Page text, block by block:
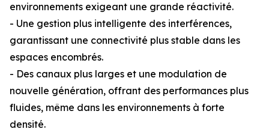
environnements exigeant une grande réactivité.
- Une gestion plus intelligente des interférences,
garantissant une connectivité plus stable dans les
espaces encombrés.
- Des canaux plus larges et une modulation de
nouvelle génération, offrant des performances plus
fluides, même dans les environnements à forte
densité.